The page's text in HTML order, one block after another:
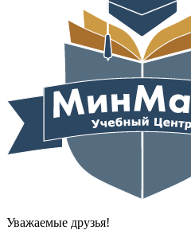
Уважаемые друзья!